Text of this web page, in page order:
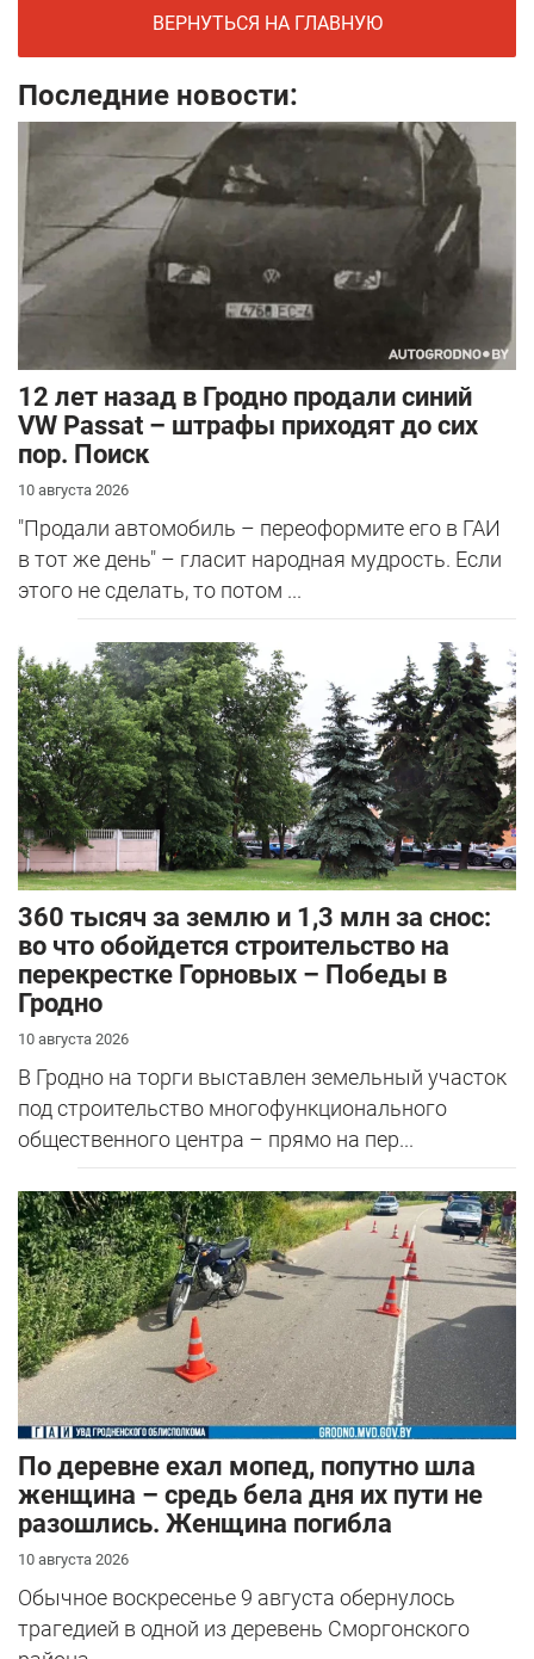
ВЕРНУТЬСЯ НА ГЛАВНУЮ
Последние новости:
12 лет назад в Гродно продали синий
VW Passat – штрафы приходят до сих
пор. Поиск
10 августа 2026
"Продали автомобиль – переоформите его в ГАИ
в тот же день" – гласит народная мудрость. Если
этого не сделать, то потом ...
360 тысяч за землю и 1,3 млн за снос:
во что обойдется строительство на
перекрестке Горновых – Победы в
Гродно
10 августа 2026
В Гродно на торги выставлен земельный участок
под строительство многофункционального
общественного центра – прямо на пер...
По деревне ехал мопед, попутно шла
женщина – средь бела дня их пути не
разошлись. Женщина погибла
10 августа 2026
Обычное воскресенье 9 августа обернулось
трагедией в одной из деревень Сморгонского